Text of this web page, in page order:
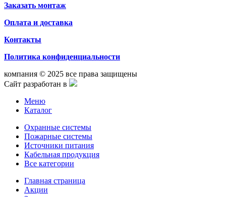
Заказать монтаж
Оплата и доставка
Контакты
Политика конфиденциальности
компания © 2025 все права защищены
Сайт разработан в
Меню
Каталог
Охранные системы
Пожарные системы
Источники питания
Кабельная продукция
Все категории
Главная страница
Акции